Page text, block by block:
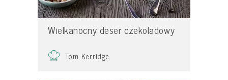
Wielkanocny deser czekoladowy
Tom Kerridge